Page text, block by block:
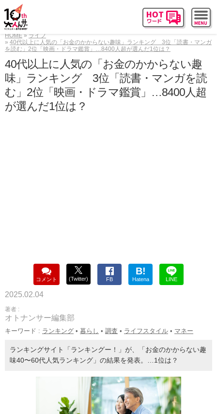
HOME
ライフ
40代以上に人気の「お金のかからない趣味」ランキング 3位「読書・マンガ
を読む」2位「映画・ドラマ鑑賞」…8400人超が選んだ1位は？
40代以上に人気の「お金のかからない趣
味」ランキング 3位「読書・マンガを読
む」2位「映画・ドラマ鑑賞」…8400人超
が選んだ1位は？
コメント (Twitter) FB
B!
Hatena LINE
2025.02.04
著者 :
オトナンサー編集部
キーワード : ランキング • 暮らし • 調査 • ライフスタイル • マネー
ランキングサイト「ランキングー！」が、「お金のかからない趣
味40〜60代人気ランキング」の結果を発表。…1位は？